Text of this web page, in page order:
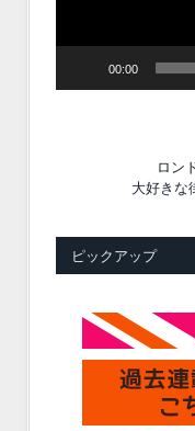
00:00
ロン
大好きな
ピックアップ